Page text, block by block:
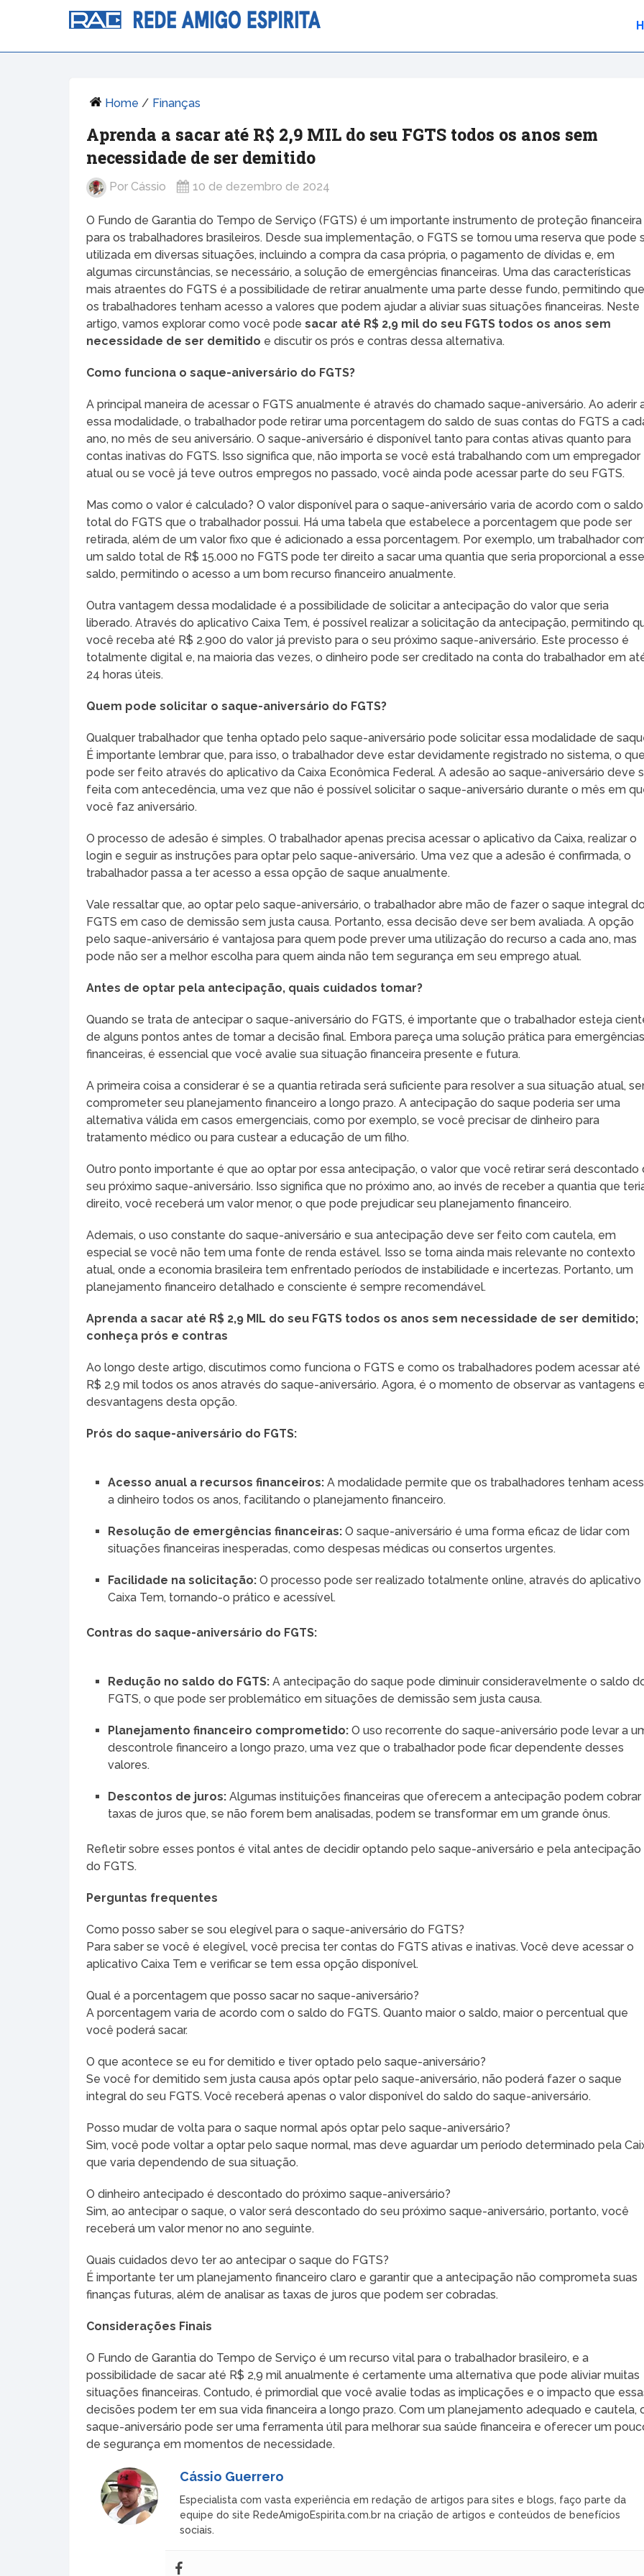
Home / Finanças
Aprenda a sacar até R$ 2,9 MIL do seu FGTS todos os anos sem
necessidade de ser demitido
PorCássio 10 de dezembro de 2024
O Fundo de Garantia do Tempo de Serviço (FGTS) é um importante instrumento de proteção financeira
para os trabalhadores brasileiros. Desde sua implementação, o FGTS se tornou uma reserva que pode
utilizada em diversas situações, incluindo a compra da casa própria, o pagamento de dívidas e, em
algumas circunstâncias, se necessário, a solução de emergências financeiras. Uma das características
mais atraentes do FGTS é a possibilidade de retirar anualmente uma parte desse fundo, permitindo
os trabalhadores tenham acesso a valores que podem ajudar a aliviar suas situações financeiras. Neste
artigo, vamos explorar como você podesacar até R$ 2,9 mil do seu FGTS todos os anos sem
necessidade de ser demitido e discutir os prós e contras dessa alternativa.
Como funciona o saque-aniversário do FGTS?
A principal maneira de acessar o FGTS anualmente é através do chamado saque-aniversário. Ao aderir
essa modalidade, o trabalhador pode retirar uma porcentagem do saldo de suas contas do FGTS a
ano, no mês de seu aniversário. O saque-aniversário é disponível tanto para contas ativas quanto para
contas inativas do FGTS. Isso significa que, não importa se você está trabalhando com um empregador
atual ou se você já teve outros empregos no passado, você ainda pode acessar parte do seu FGTS.
Mas como o valor é calculado? O valor disponível para o saque-aniversário varia de acordo com o saldo
total do FGTS que o trabalhador possui. Há uma tabela que estabelece a porcentagem que pode ser
retirada, além de um valor fixo que é adicionado a essa porcentagem. Por exemplo, um trabalhador
um saldo total de R$ 15.000 no FGTS pode ter direito a sacar uma quantia que seria proporcional a
saldo, permitindo o acesso a um bom recurso financeiro anualmente.
Outra vantagem dessa modalidade é a possibilidade de solicitar a antecipação do valor que seria
liberado. Através do aplicativo Caixa Tem, é possível realizar a solicitação da antecipação, permitindo
você receba até R$ 2.900 do valor já previsto para o seu próximo saque-aniversário. Este processo é
totalmente digital e, na maioria das vezes, o dinheiro pode ser creditado na conta do trabalhador em
24 horas úteis.
Quem pode solicitar o saque-aniversário do FGTS?
Qualquer trabalhador que tenha optado pelo saque-aniversário pode solicitar essa modalidade de
É importante lembrar que, para isso, o trabalhador deve estar devidamente registrado no sistema, o
pode ser feito através do aplicativo da Caixa Econômica Federal. A adesão ao saque-aniversário deve
feita com antecedência, uma vez que não é possível solicitar o saque-aniversário durante o mês em
você faz aniversário.
O processo de adesão é simples. O trabalhador apenas precisa acessar o aplicativo da Caixa, realizar o
login e seguir as instruções para optar pelo saque-aniversário. Uma vez que a adesão é confirmada, o
trabalhador passa a ter acesso a essa opção de saque anualmente.
Vale ressaltar que, ao optar pelo saque-aniversário, o trabalhador abre mão de fazer o saque integral
FGTS em caso de demissão sem justa causa. Portanto, essa decisão deve ser bem avaliada. A opção
pelo saque-aniversário é vantajosa para quem pode prever uma utilização do recurso a cada ano, mas
pode não ser a melhor escolha para quem ainda não tem segurança em seu emprego atual.
Antes de optar pela antecipação, quais cuidados tomar?
Quando se trata de antecipar o saque-aniversário do FGTS, é importante que o trabalhador esteja
de alguns pontos antes de tomar a decisão final. Embora pareça uma solução prática para
financeiras, é essencial que você avalie sua situação financeira presente e futura.
A primeira coisa a considerar é se a quantia retirada será suficiente para resolver a sua situação atual,
comprometer seu planejamento financeiro a longo prazo. A antecipação do saque poderia ser uma
alternativa válida em casos emergenciais, como por exemplo, se você precisar de dinheiro para
tratamento médico ou para custear a educação de um filho.
Outro ponto importante é que ao optar por essa antecipação, o valor que você retirar será descontado
seu próximo saque-aniversário. Isso significa que no próximo ano, ao invés de receber a quantia que
direito, você receberá um valor menor, o que pode prejudicar seu planejamento financeiro.
Ademais, o uso constante do saque-aniversário e sua antecipação deve ser feito com cautela, em
especial se você não tem uma fonte de renda estável. Isso se torna ainda mais relevante no contexto
atual, onde a economia brasileira tem enfrentado períodos de instabilidade e incertezas. Portanto, um
planejamento financeiro detalhado e consciente é sempre recomendável.
Aprenda a sacar até R$ 2,9 MIL do seu FGTS todos os anos sem necessidade de ser demitido;
conheça prós e contras
Ao longo deste artigo, discutimos como funciona o FGTS e como os trabalhadores podem acessar até
R$ 2,9 mil todos os anos através do saque-aniversário. Agora, é o momento de observar as vantagens
desvantagens desta opção.
Prós do saque-aniversário do FGTS:
Acesso anual a recursos financeiros: A modalidade permite que os trabalhadores tenham
a dinheiro todos os anos, facilitando o planejamento financeiro.
Resolução de emergências financeiras: O saque-aniversário é uma forma eficaz de lidar com
situações financeiras inesperadas, como despesas médicas ou consertos urgentes.
Facilidade na solicitação: O processo pode ser realizado totalmente online, através do aplicativo
Caixa Tem, tornando-o prático e acessível.
Contras do saque-aniversário do FGTS:
Redução no saldo do FGTS: A antecipação do saque pode diminuir consideravelmente o saldo
FGTS, o que pode ser problemático em situações de demissão sem justa causa.
Planejamento financeiro comprometido: O uso recorrente do saque-aniversário pode levar a
descontrole financeiro a longo prazo, uma vez que o trabalhador pode ficar dependente desses
valores.
Descontos de juros: Algumas instituições financeiras que oferecem a antecipação podem cobrar
taxas de juros que, se não forem bem analisadas, podem se transformar em um grande ônus.
Refletir sobre esses pontos é vital antes de decidir optando pelo saque-aniversário e pela antecipação
do FGTS.
Perguntas frequentes
Como posso saber se sou elegível para o saque-aniversário do FGTS?
Para saber se você é elegível, você precisa ter contas do FGTS ativas e inativas. Você deve acessar o
aplicativo Caixa Tem e verificar se tem essa opção disponível.
Qual é a porcentagem que posso sacar no saque-aniversário?
A porcentagem varia de acordo com o saldo do FGTS. Quanto maior o saldo, maior o percentual que
você poderá sacar.
O que acontece se eu for demitido e tiver optado pelo saque-aniversário?
Se você for demitido sem justa causa após optar pelo saque-aniversário, não poderá fazer o saque
integral do seu FGTS. Você receberá apenas o valor disponível do saldo do saque-aniversário.
Posso mudar de volta para o saque normal após optar pelo saque-aniversário?
Sim, você pode voltar a optar pelo saque normal, mas deve aguardar um período determinado pela
que varia dependendo de sua situação.
O dinheiro antecipado é descontado do próximo saque-aniversário?
Sim, ao antecipar o saque, o valor será descontado do seu próximo saque-aniversário, portanto, você
receberá um valor menor no ano seguinte.
Quais cuidados devo ter ao antecipar o saque do FGTS?
É importante ter um planejamento financeiro claro e garantir que a antecipação não comprometa suas
finanças futuras, além de analisar as taxas de juros que podem ser cobradas.
Considerações Finais
O Fundo de Garantia do Tempo de Serviço é um recurso vital para o trabalhador brasileiro, e a
possibilidade de sacar até R$ 2,9 mil anualmente é certamente uma alternativa que pode aliviar muitas
situações financeiras. Contudo, é primordial que você avalie todas as implicações e o impacto que
decisões podem ter em sua vida financeira a longo prazo. Com um planejamento adequado e cautela,
saque-aniversário pode ser uma ferramenta útil para melhorar sua saúde financeira e oferecer um
de segurança em momentos de necessidade.
Cássio Guerrero
Especialista com vasta experiência em redação de artigos para sites e blogs, faço parte da
equipe do site RedeAmigoEspirita.com.br na criação de artigos e conteúdos de benefícios
sociais.